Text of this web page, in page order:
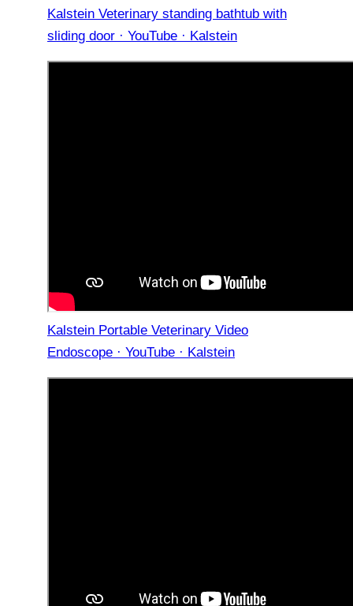
Kalstein Veterinary standing bathtub with
sliding door · YouTube · Kalstein
Kalstein Portable Veterinary Video
Endoscope · YouTube · Kalstein